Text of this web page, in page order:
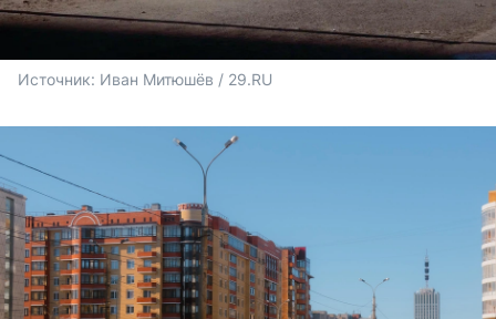
Источник: Иван Митюшёв / 29.RU